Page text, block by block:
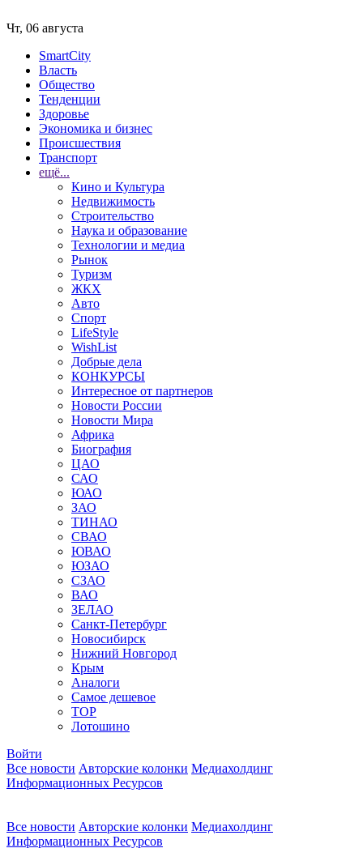
Чт, 06 августа
SmartCity
Власть
Общество
Тенденции
Здоровье
Экономика и бизнес
Происшествия
Транспорт
ещё...
Кино и Культура
Недвижимость
Строительство
Наука и образование
Технологии и медиа
Рынок
Туризм
ЖКХ
Авто
Спорт
LifeStyle
WishList
Добрые дела
КОНКУРСЫ
Интересное от партнеров
Новости России
Новости Мира
Африка
Биография
ЦАО
САО
ЮАО
ЗАО
ТИНАО
СВАО
ЮВАО
ЮЗАО
СЗАО
ВАО
ЗЕЛАО
Санкт-Петербург
Новосибирск
Нижний Новгород
Крым
Аналоги
Самое дешевое
TOP
Лотошино
Войти
Все новости Авторские колонки Медиахолдинг
Информационных Ресурсов
Все новости Авторские колонки Медиахолдинг
Информационных Ресурсов